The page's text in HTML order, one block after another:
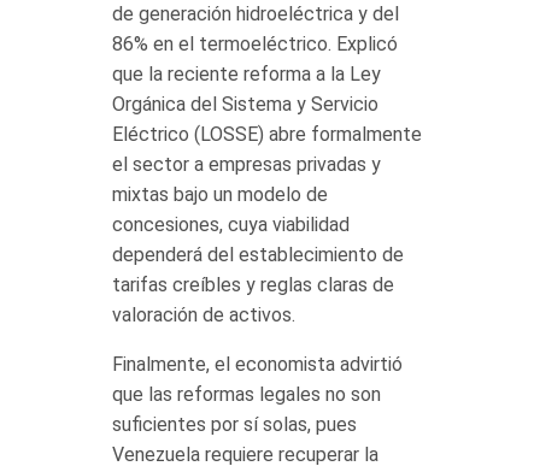
de generación hidroeléctrica y del
86% en el termoeléctrico. Explicó
que la reciente reforma a la Ley
Orgánica del Sistema y Servicio
Eléctrico (LOSSE) abre formalmente
el sector a empresas privadas y
mixtas bajo un modelo de
concesiones, cuya viabilidad
dependerá del establecimiento de
tarifas creíbles y reglas claras de
valoración de activos.
Finalmente, el economista advirtió
que las reformas legales no son
suficientes por sí solas, pues
Venezuela requiere recuperar la